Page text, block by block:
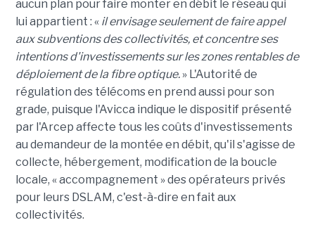
aucun plan pour faire monter en débit le réseau qui
lui appartient : « il envisage seulement de faire appel
aux subventions des collectivités, et concentre ses
intentions d'investissements sur les zones rentables de
déploiement de la fibre optique. » L'Autorité de
régulation des télécoms en prend aussi pour son
grade, puisque l'Avicca indique le dispositif présenté
par l'Arcep affecte tous les coûts d'investissements
au demandeur de la montée en débit, qu'il s'agisse de
collecte, hébergement, modification de la boucle
locale, « accompagnement » des opérateurs privés
pour leurs DSLAM, c'est-à-dire en fait aux
collectivités.